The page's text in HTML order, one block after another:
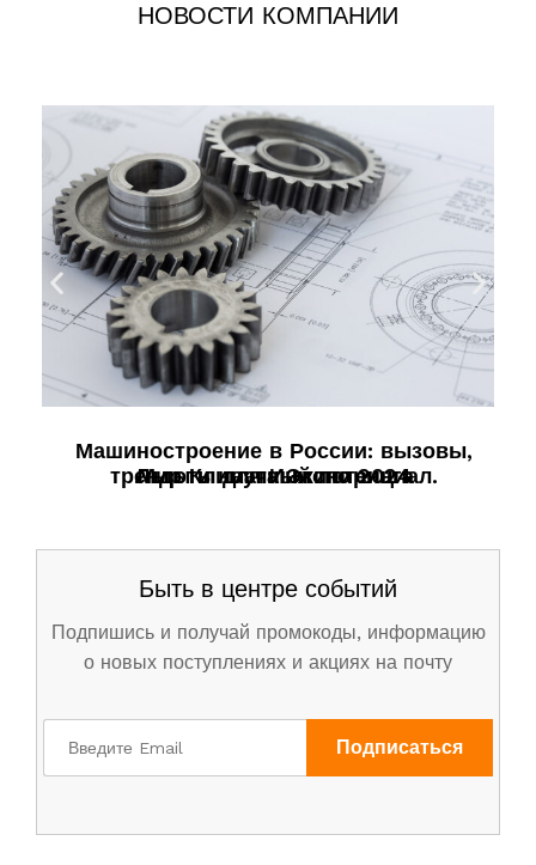
НОВОСТИ КОМПАНИИ
Машиностроение в России: вызовы,
тренды и научный потенциал.
Льготы для Инжиниринга
Мир Климата Экспо 2024
Быть в центре событий
Подпишись и получай промокоды, информацию
о новых поступлениях и акциях на почту